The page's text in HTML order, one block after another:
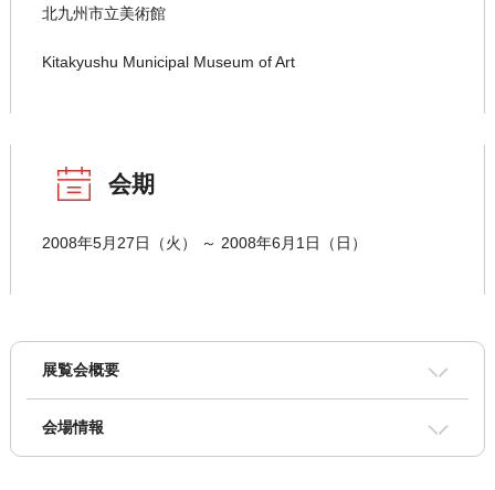
北九州市立美術館
Kitakyushu Municipal Museum of Art
会期
2008年5月27日（火） ～ 2008年6月1日（日）
展覧会概要
会場情報